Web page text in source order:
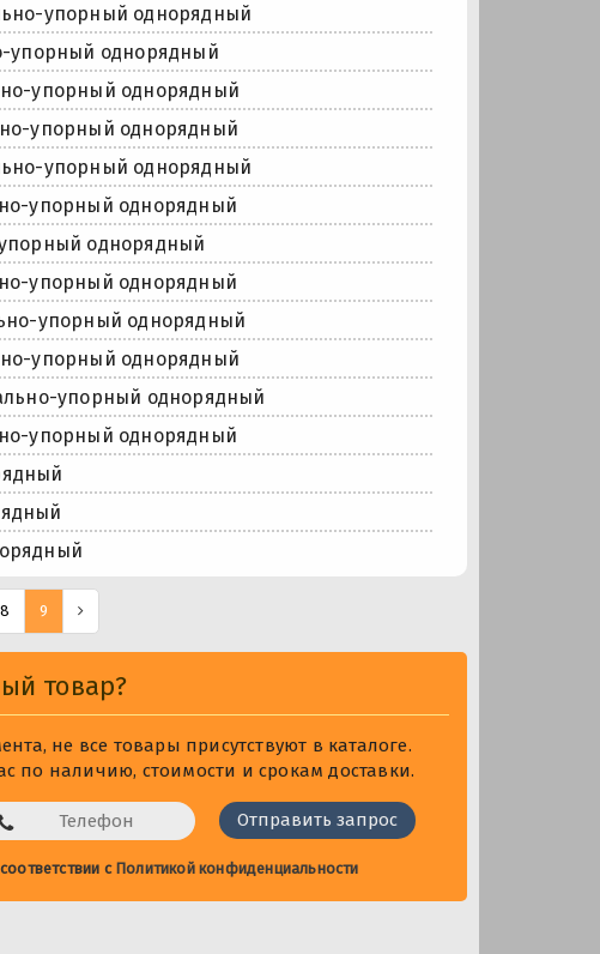
упорный однорядный
упорный однорядный
упорный однорядный
упорный однорядный
упорный однорядный
упорный однорядный
однорядный
упорный однорядный
упорный однорядный
упорный однорядный
упорный однорядный
упорный однорядный
8 9
товар?
не все товары присутствуют в каталоге.
по наличию, стоимости и срокам доставки.
сПолитикой конфиденциальности